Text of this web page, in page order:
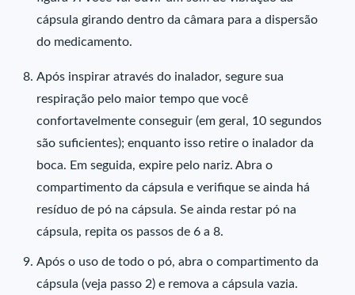
cápsula girando dentro da câmara para a dispersão
do medicamento.
Após inspirar através do inalador, segure sua
respiração pelo maior tempo que você
confortavelmente conseguir (em geral, 10 segundos
são suficientes); enquanto isso retire o inalador da
boca. Em seguida, expire pelo nariz. Abra o
compartimento da cápsula e verifique se ainda há
resíduo de pó na cápsula. Se ainda restar pó na
cápsula, repita os passos de 6 a 8.
Após o uso de todo o pó, abra o compartimento da
cápsula (veja passo 2) e remova a cápsula vazia.